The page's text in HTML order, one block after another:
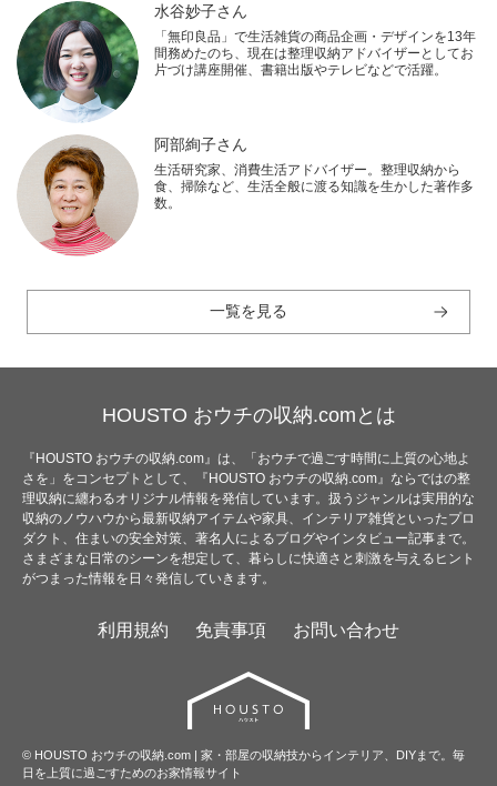
水谷妙子さん
「無印良品」で生活雑貨の商品企画・デザインを13年
間務めたのち、現在は整理収納アドバイザーとしてお
片づけ講座開催、書籍出版やテレビなどで活躍。
阿部絢子さん
生活研究家、消費生活アドバイザー。整理収納から
食、掃除など、生活全般に渡る知識を生かした著作多
数。
一覧を見る
HOUSTO おウチの収納.comとは
『HOUSTO おウチの収納.com』は、「おウチで過ごす時間に上質の心地よ
さを」をコンセプトとして、『HOUSTO おウチの収納.com』ならではの整
理収納に纏わるオリジナル情報を発信しています。扱うジャンルは実用的な
収納のノウハウから最新収納アイテムや家具、インテリア雑貨といったプロ
ダクト、住まいの安全対策、著名人によるブログやインタビュー記事まで。
さまざまな日常のシーンを想定して、暮らしに快適さと刺激を与えるヒント
がつまった情報を日々発信していきます。
利用規約 免責事項 お問い合わせ
© HOUSTO おウチの収納.com | 家・部屋の収納技からインテリア、DIYまで。毎
日を上質に過ごすためのお家情報サイト